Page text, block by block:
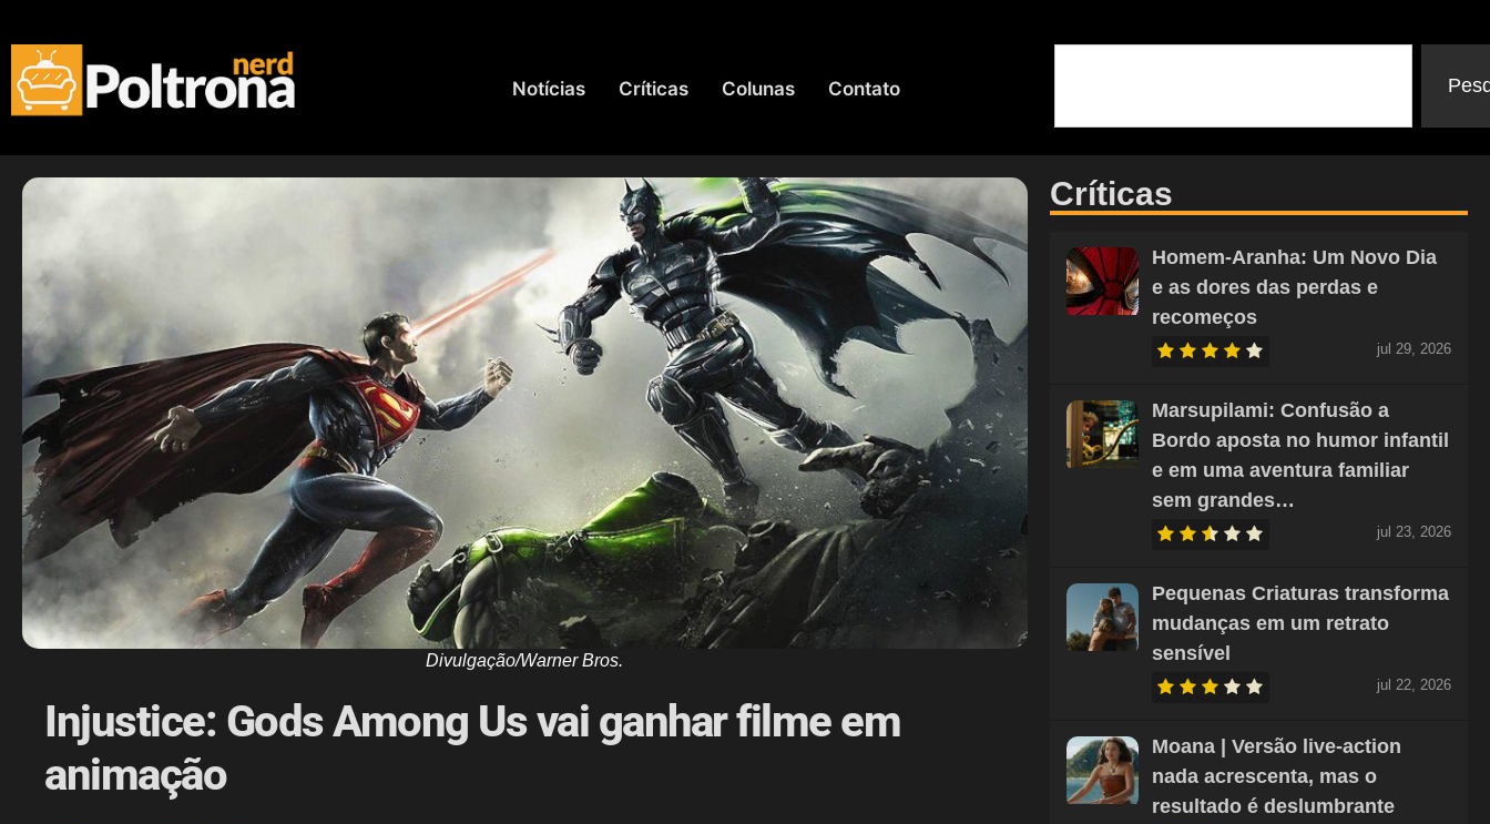
Notícias Críticas Colunas Contato
Divulgação/Warner Bros.
Injustice: Gods Among Us vai ganhar filme em
animação
Críticas
Homem-Aranha: Um Novo Dia
e as dores das perdas e
recomeços
jul 29, 2026
Marsupilami: Confusão a
Bordo aposta no humor infantil
e em uma aventura familiar
sem grandes…
jul 23, 2026
Pequenas Criaturas transforma
mudanças em um retrato
sensível
jul 22, 2026
Moana | Versão live-action
nada acrescenta, mas o
resultado é deslumbrante